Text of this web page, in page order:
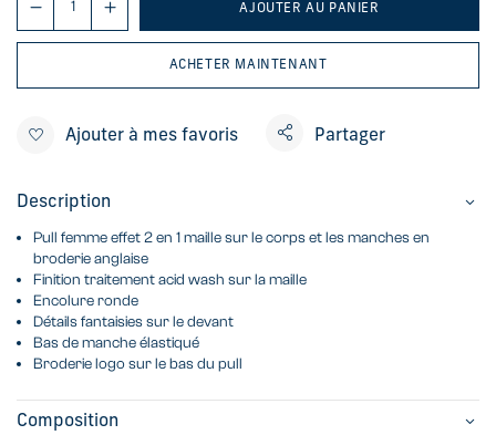
AJOUTER AU PANIER
ACHETER MAINTENANT
Ajouter à mes favoris Partager
Description
Pull femme effet 2 en 1 maille sur le corps et les manches en
broderie anglaise
Finition traitement acid wash sur la maille
Encolure ronde
Détails fantaisies sur le devant
Bas de manche élastiqué
Broderie logo sur le bas du pull
Composition